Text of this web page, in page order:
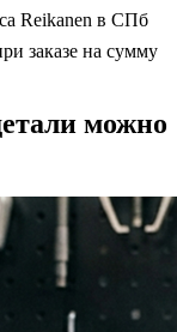
Reikanen в СПб
заказе на сумму
можно